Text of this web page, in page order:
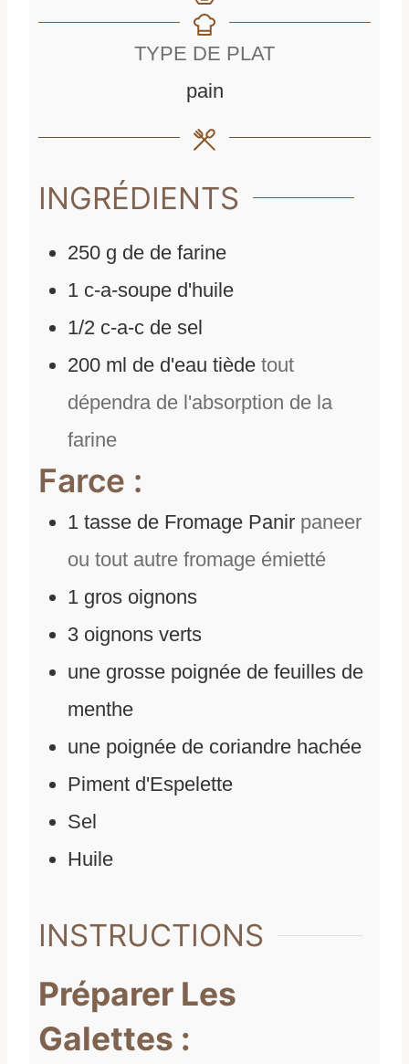
TYPE DE PLAT
pain
INGRÉDIENTS
250 g de de farine
1 c-a-soupe d'huile
1/2 c-a-c de sel
200 ml de d'eau tiède tout
dépendra de l'absorption de la
farine
Farce :
1 tasse de Fromage Panir paneer
ou tout autre fromage émietté
1 gros oignons
3 oignons verts
une grosse poignée de feuilles de
menthe
une poignée de coriandre hachée
Piment d'Espelette
Sel
Huile
INSTRUCTIONS
Préparer Les
Galettes :